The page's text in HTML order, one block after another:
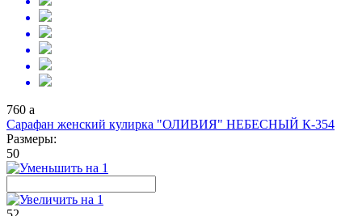
760 a
Сарафан женский кулирка "ОЛИВИЯ" НЕБЕСНЫЙ К-354
Размеры:
50